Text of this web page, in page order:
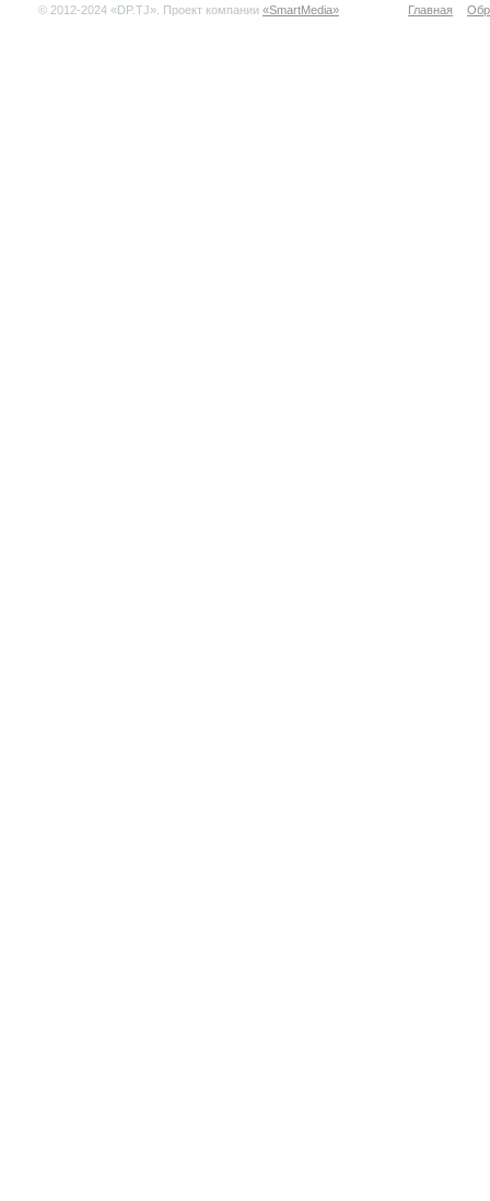
© 2012-2024 «DP.TJ». Проект компании «SmartMedia» Главная